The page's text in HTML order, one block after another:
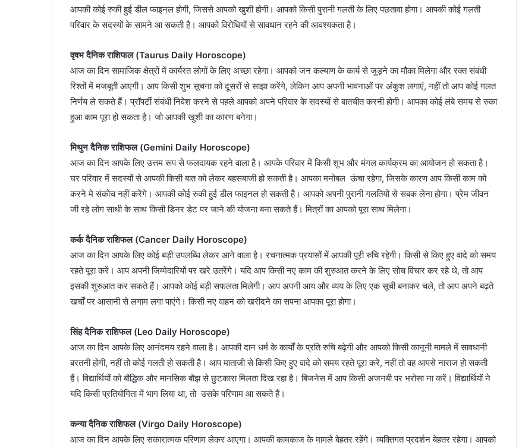
आपकी कोई रुकी हुई डील फाइनल होगी, जिससे आपको खुशी होगी। आपको किसी पुरानी गलती के लिए पछतावा होगा। आपकी कोई गलती
परिवार के सदस्यों के सामने आ सकती है। आपको विरोधियों से सावधान रहने की आवश्यकता है।
वृषभ दैनिक राशिफल (Taurus Daily Horoscope)
आज का दिन सामाजिक क्षेत्रों में कार्यरत लोगों के लिए अच्छा रहेगा। आपको जन कल्याण के कार्य से जुड़ने का मौका मिलेगा और रक्त संबंधी
रिश्तों में मजबूती आएगी। आप किसी शुभ सूचना को दूसरों से साझा करेंगे, लेकिन आप अपनी भावनाओं पर अंकुश लगाएं, नहीं तो आप कोई गलत
निर्णय ले सकते हैं। प्रॉपर्टी संबंधी निवेश करने से पहले आपको अपने परिवार के सदस्यों से बातचीत करनी होगी। आपका कोई लंबे समय से रुका
हुआ काम पूरा हो सकता है। जो आपकी खुशी का कारण बनेगा।
मिथुन दैनिक राशिफल (Gemini Daily Horoscope)
आज का दिन आपके लिए उत्तम रूप से फलदायक रहने वाला है। आपके परिवार में किसी शुभ और मंगल कार्यक्रम का आयोजन हो सकता है।
घर परिवार में सदस्यों से आपकी किसी बात को लेकर बहसबाजी हो सकती है। आपका मनोबल ऊंचा रहेगा, जिसके कारण आप किसी काम को
करने मे संकोच नहीं करेंगे। आपकी कोई रुकी हुई डील फाइनल हो सकती है। आपको अपनी पुरानी गलतियों से सबक लेना होगा। प्रेम जीवन
जी रहे लोग साथी के साथ किसी डिनर डेट पर जाने की योजना बना सकते हैं। मित्रों का आपको पूरा साथ मिलेगा।
कर्क दैनिक राशिफल (Cancer Daily Horoscope)
आज का दिन आपके लिए कोई बड़ी उपलब्धि लेकर आने वाला है। रचनात्मक प्रयासों में आपकी पूरी रुचि रहेगी। किसी से किए हुए वादे को समय
रहते पूरा करें। आप अपनी जिम्मेदारियों पर खरे उतरेंगे। यदि आप किसी नए काम की शुरुआत करने के लिए सोच विचार कर रहे थे, तो आप
इसकी शुरुआत कर सकते हैं। आपको कोई बड़ी सफलता मिलेगी। आप अपनी आय और व्यय के लिए एक सूची बनाकर चले, तो आप अपने बढ़ते
खर्चों पर आसानी से लगाम लगा पाएंगे। किसी नए वाहन को खरीदने का सपना आपका पूरा होगा।
सिंह दैनिक राशिफल (Leo Daily Horoscope)
आज का दिन आपके लिए आनंदमय रहने वाला है। आपकी दान धर्म के कार्यों के प्रति रुचि बढ़ेगी और आपको किसी कानूनी मामले में सावधानी
बरतनी होगी, नहीं तो कोई गलती हो सकती है। आप माताजी से किसी किए हुए वादे को समय रहते पूरा करें, नहीं तो वह आपसे नाराज हो सकती
हैं। विद्यार्थियों को बौद्धिक और मानसिक बौझ से छुटकारा मिलता दिख रहा है। बिजनेस में आप किसी अजनबी पर भरोसा ना करें। विद्यार्थियों ने
यदि किसी प्रतियोगिता में भाग लिया था, तो उसके परिणाम आ सकते हैं।
कन्या दैनिक राशिफल (Virgo Daily Horoscope)
आज का दिन आपके लिए सकारात्मक परिणाम लेकर आएगा। आपकी कामकाज के मामले बेहतर रहेंगे। व्यक्तिगत प्रदर्शन बेहतर रहेगा। आपको